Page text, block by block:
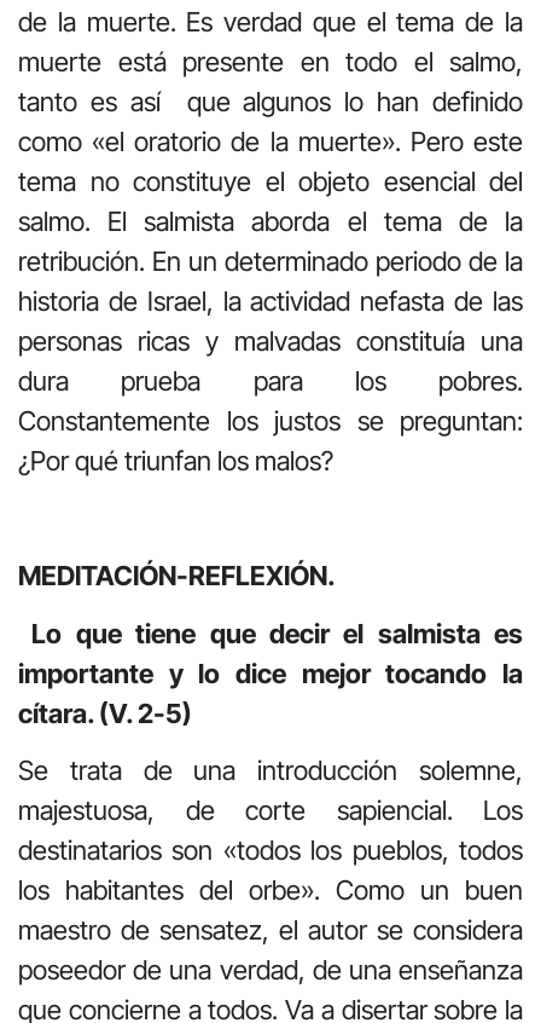
de la muerte. Es verdad que el tema de la
muerte está presente en todo el salmo,
tanto es así que algunos lo han definido
como «el oratorio de la muerte». Pero este
tema no constituye el objeto esencial del
salmo. El salmista aborda el tema de la
retribución. En un determinado periodo de la
historia de Israel, la actividad nefasta de las
personas ricas y malvadas constituía una
dura prueba para los pobres.
Constantemente los justos se preguntan:
¿Por qué triunfan los malos?
MEDITACIÓN-REFLEXIÓN.
Lo que tiene que decir el salmista es
importante y lo dice mejor tocando la
cítara. (V. 2-5)
Se trata de una introducción solemne,
majestuosa, de corte sapiencial. Los
destinatarios son «todos los pueblos, todos
los habitantes del orbe». Como un buen
maestro de sensatez, el autor se considera
poseedor de una verdad, de una enseñanza
que concierne a todos. Va a disertar sobre la